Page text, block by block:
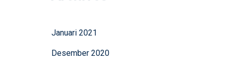
Januari 2021
Desember 2020